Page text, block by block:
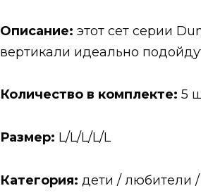
Описание: этот сет серии
вертикали идеально
Количество в комплекте: 5
Размер: L/L/L/L/L
Категория: дети / любители /